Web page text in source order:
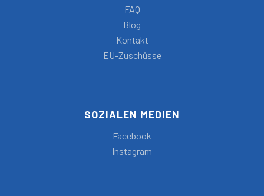
FAQ
Blog
Kontakt
EU-Zuschüsse
SOZIALEN MEDIEN
Facebook
Instagram